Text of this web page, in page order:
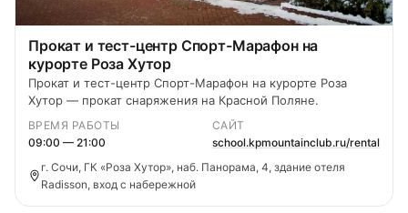
Прокат и тест-центр Спорт-Марафон на
курорте Роза Хутор
Прокат и тест-центр Спорт-Марафон на курорте Роза
Хутор — прокат снаряжения на Красной Поляне.
ВРЕМЯ РАБОТЫ
09:00 — 21:00
САЙТ
school.kpmountainclub.ru/rental
г. Сочи, ГК «Роза Хутор», наб. Панорама, 4, здание отеля
Radisson, вход с набережной